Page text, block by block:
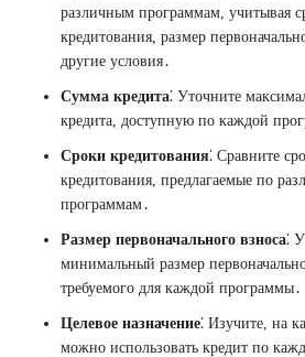
различным программам, учитывая
кредитования, размер
другие условия․
Сумма кредита⁚ Уточните
кредита, доступную по каждой
Сроки кредитования⁚ Сравните
кредитования, предлагаемые по
программам․
Размер первоначального взноса⁚
минимальный размер
требуемого для каждой программы․
Целевое назначение⁚ Изучите, на
можно использовать кредит по